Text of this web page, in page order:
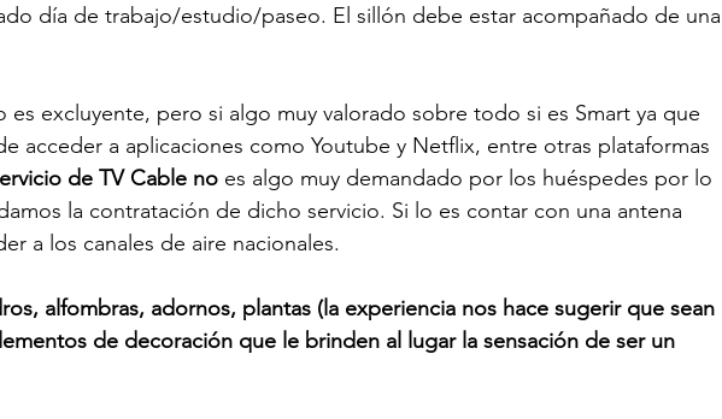
día de trabajo/estudio/paseo. El sillón debe estar acompañado de una
es excluyente, pero si algo muy valorado sobre todo si es Smart ya que
acceder a aplicaciones como Youtube y Netflix, entre otras plataformas
de TV Cable no es algo muy demandado por los huéspedes por lo
la contratación de dicho servicio. Si lo es contar con una antena
a los canales de aire nacionales.
alfombras, adornos, plantas (la experiencia nos hace sugerir que sean
de decoración que le brinden al lugar la sensación de ser un